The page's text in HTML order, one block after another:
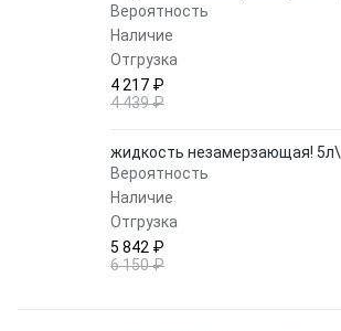
Вероятность
Наличие
Отгрузка
4 217 ₽
4 439 ₽
жидкость незамерзающая! 5л\
Вероятность
Наличие
Отгрузка
5 842 ₽
6 150 ₽